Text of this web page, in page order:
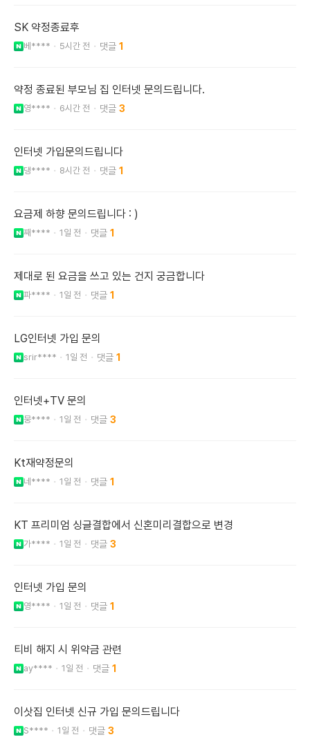
SK 약정종료후
베**** 5시간 전 1
약정 종료된 부모님 집 인터넷 문의드립니다.
영**** 6시간 전 3
인터넷 가입문의드립니다
댕**** 8시간 전 1
요금제 하향 문의드립니다 : )
째**** 1일 전 1
제대로 된 요금을 쓰고 있는 건지 궁금합니다
파**** 1일 전 1
LG인터넷 가입 문의
srir**** 1일 전 1
인터넷+TV 문의
뭉**** 1일 전 3
Kt재약정문의
네**** 1일 전 1
KT 프리미엄 싱글결합에서 신혼미리결합으로 변경
가**** 1일 전 3
인터넷 가입 문의
영**** 1일 전 1
티비 해지 시 위약금 관련
ay**** 1일 전 1
이삿집 인터넷 신규 가입 문의드립니다
S**** 1일 전 3